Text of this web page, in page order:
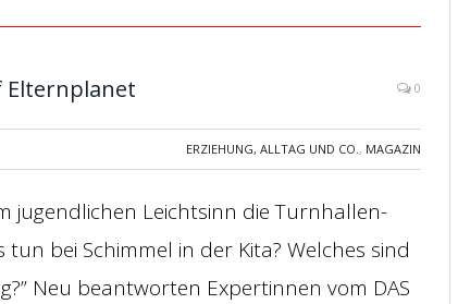
Elternplanet 0
ERZIEHUNG, ALLTAG UND CO., MAGAZIN
jugendlichen Leichtsinn die Turnhallen-
bei Schimmel in der Kita? Welches sind
Neu beantworten Expertinnen vom DAS